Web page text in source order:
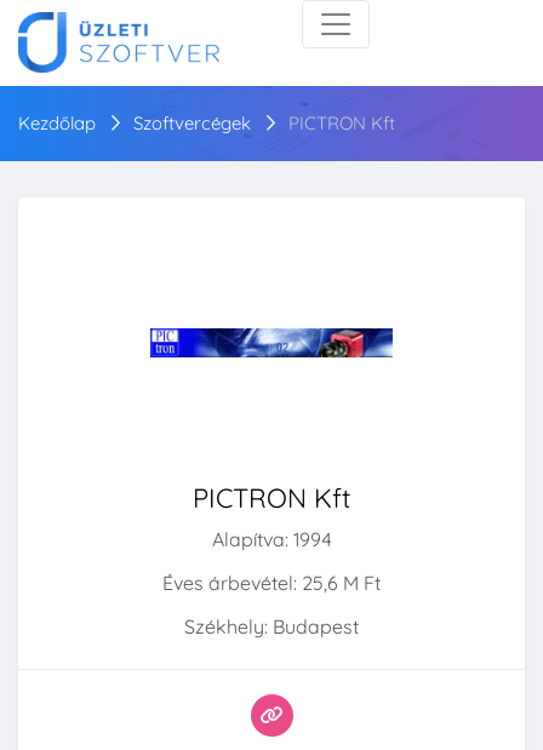
Kezdőlap Szoftvercégek PICTRON Kft
PICTRON Kft
Alapítva: 1994
Éves árbevétel: 25,6 M Ft
Székhely: Budapest